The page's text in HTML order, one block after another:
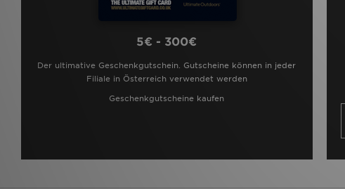
5€ - 300€
Der ultimative Geschenkgutschein. Gutscheine können in jeder
Filiale in Österreich verwendet werden
Geschenkgutscheine kaufen